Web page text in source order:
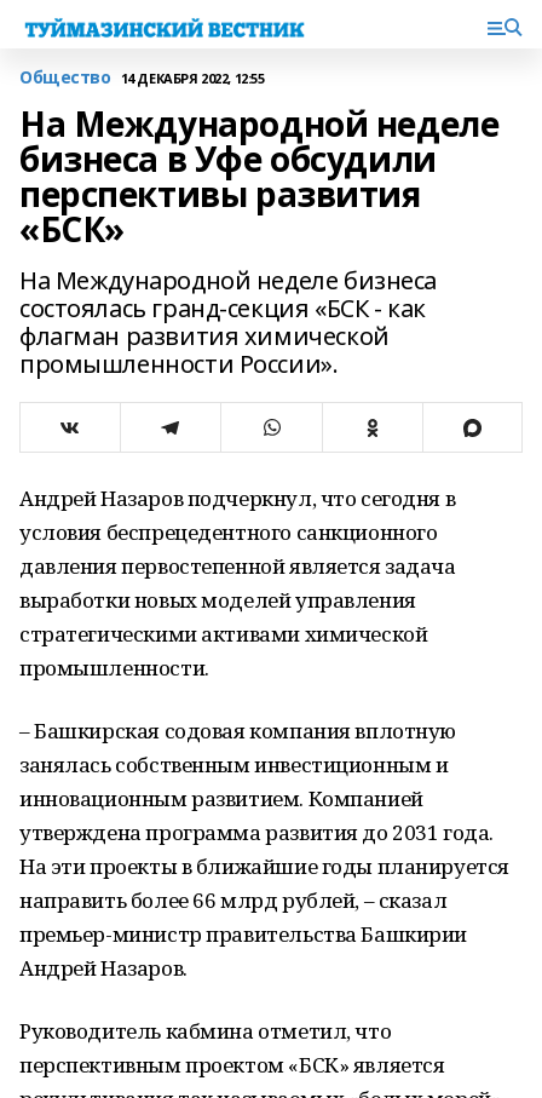
Общество 14 ДЕКАБРЯ 2022, 12:55
На Международной неделе
бизнеса в Уфе обсудили
перспективы развития
«БСК»
На Международной неделе бизнеса
состоялась гранд-секция «БСК - как
флагман развития химической
промышленности России».
Андрей Назаров подчеркнул, что сегодня в
условия беспрецедентного санкционного
давления первостепенной является задача
выработки новых моделей управления
стратегическими активами химической
промышленности.
– Башкирская содовая компания вплотную
занялась собственным инвестиционным и
инновационным развитием. Компанией
утверждена программа развития до 2031 года.
На эти проекты в ближайшие годы планируется
направить более 66 млрд рублей, – сказал
премьер-министр правительства Башкирии
Андрей Назаров.
Руководитель кабмина отметил, что
перспективным проектом «БСК» является